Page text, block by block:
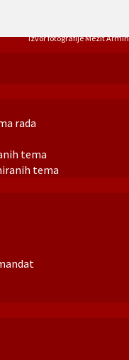
rada
tema
tema
Izvor fotografije Mezit Armin